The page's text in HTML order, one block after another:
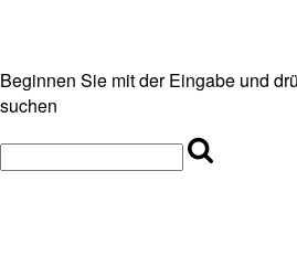
Beginnen Sie mit der Eingabe und
suchen